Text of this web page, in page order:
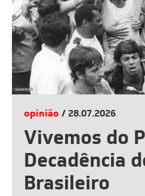
opinião / 28.07.2026
Vivemos do
Decadência
Brasileiro